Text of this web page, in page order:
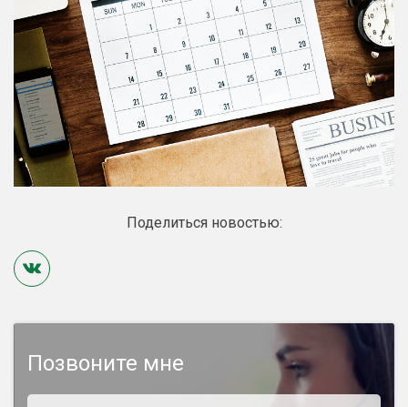
Поделиться новостью:
Позвоните мне